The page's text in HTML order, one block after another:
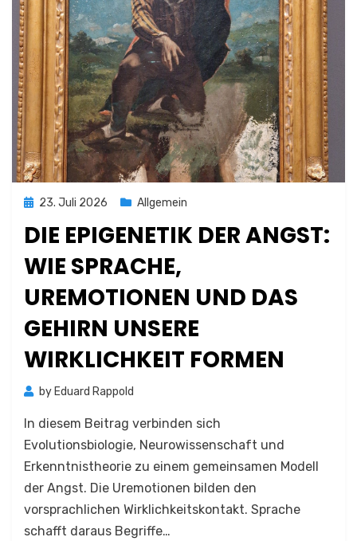
Posted
23. Juli 2026 Allgemein
DIE EPIGENETIK DER ANGST:
WIE SPRACHE,
UREMOTIONEN UND DAS
GEHIRN UNSERE
WIRKLICHKEIT FORMEN
by Eduard Rappold
In diesem Beitrag verbinden sich
Evolutionsbiologie, Neurowissenschaft und
Erkenntnistheorie zu einem gemeinsamen Modell
der Angst. Die Uremotionen bilden den
vorsprachlichen Wirklichkeitskontakt. Sprache
schafft daraus Begriffe…